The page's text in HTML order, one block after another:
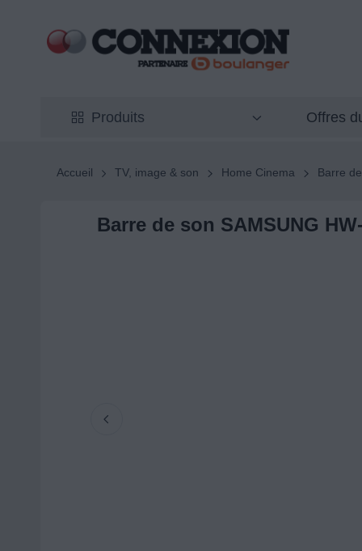
Produits Offres
Accueil TV, image & son Home Cinema Barre
Barre de son SAMSUNG